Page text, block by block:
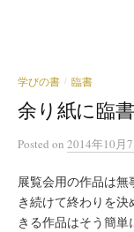
学びの書 / 臨書
余り紙に臨書
Posted on 2014年10月
展覧会用の作品は
き続けて終わりを
きる作品はそう簡